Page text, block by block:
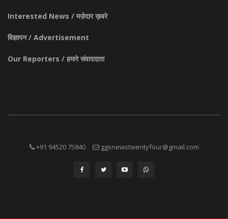
Interested News / मज़ेदार ख़बरे
विज्ञापन / Advertisement
Our Reporters / हमारे संवाददाता
+91 94520 75840 ggsnewstwentyfour@gmail.com